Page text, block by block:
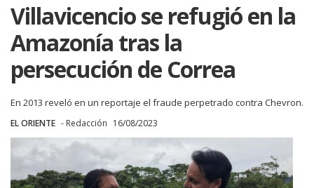
Villavicencio se refugió en la
Amazonía tras la
persecución de Correa
En 2013 reveló en un reportaje el fraude perpetrado contra Chevron.
EL ORIENTE - Redacción 16/08/2023